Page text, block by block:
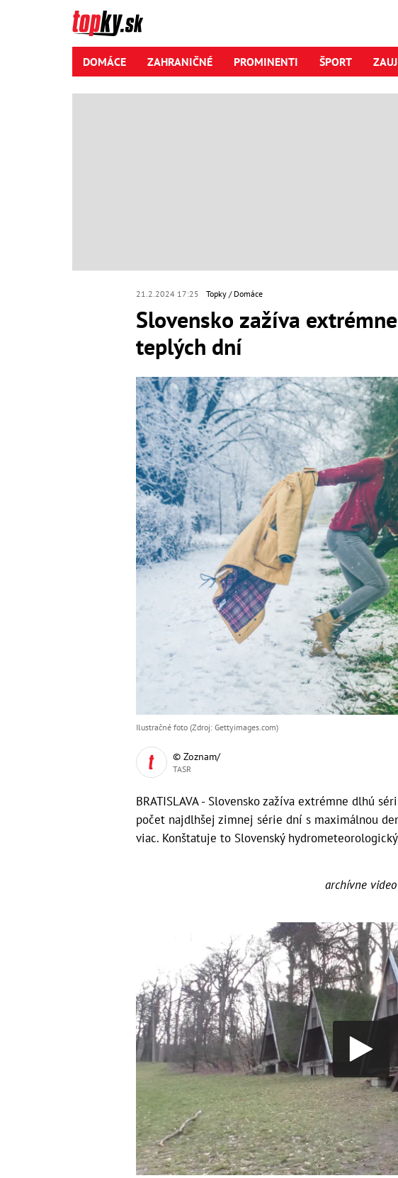
DOMÁCE ZAHRANIČNÉ PROMINENTI ŠPORT
21.2.2024 17:25 Topky Domáce
Slovensko zažíva
teplých dní
Ilustračné foto (Zdroj: Gettyimages.com)
© Zoznam/
TASR
BRATISLAVA - Slovensko zažíva extrémne dlhú
počet najdlhšej zimnej série dní s maximálnou
viac. Konštatuje to Slovenský
archívne video